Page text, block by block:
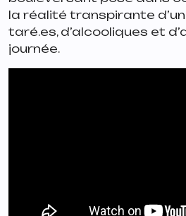
la réalité transpirante
taré.es, d’alcooliques et
journée.